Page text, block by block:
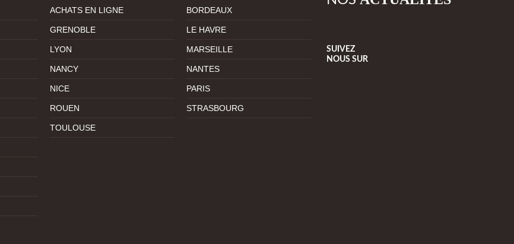
ACHATS EN LIGNE BORDEAUX
GRENOBLE LE HAVRE
LYON MARSEILLE
NANCY NANTES
NICE PARIS
ROUEN STRASBOURG
TOULOUSE
SUIVEZ
NOUS SUR